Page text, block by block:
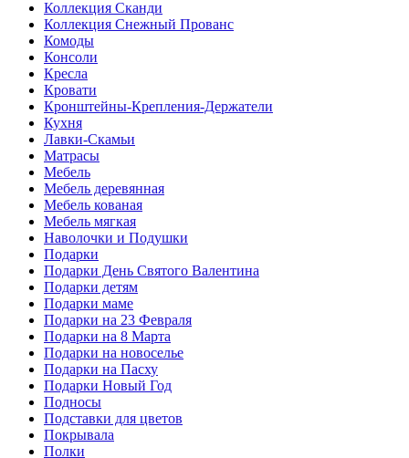
Коллекция Сканди
Коллекция Снежный Прованс
Комоды
Консоли
Кресла
Кровати
Кронштейны-Крепления-Держатели
Кухня
Лавки-Скамьи
Матрасы
Мебель
Мебель деревянная
Мебель кованая
Мебель мягкая
Наволочки и Подушки
Подарки
Подарки День Святого Валентина
Подарки детям
Подарки маме
Подарки на 23 Февраля
Подарки на 8 Марта
Подарки на новоселье
Подарки на Пасху
Подарки Новый Год
Подносы
Подставки для цветов
Покрывала
Полки